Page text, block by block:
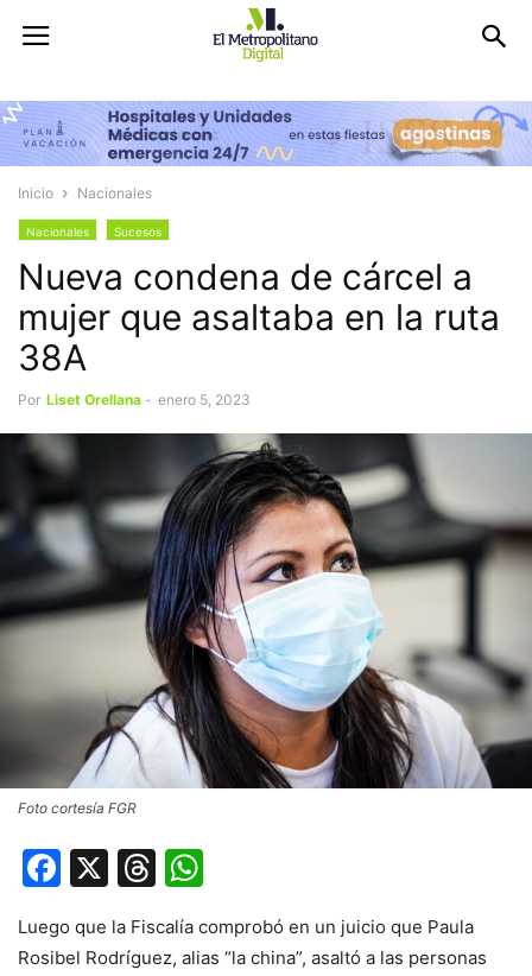
Inicio Nacionales
Nacionales Sucesos
Nueva condena de cárcel a
mujer que asaltaba en la ruta
38A
Por Liset Orellana - enero 5, 2023
Foto cortesía FGR
Facebook
X Threads
Luego que la Fiscalía comprobó en un juicio que Paula
Rosibel Rodríguez, alias “la china”, asaltó a las personas